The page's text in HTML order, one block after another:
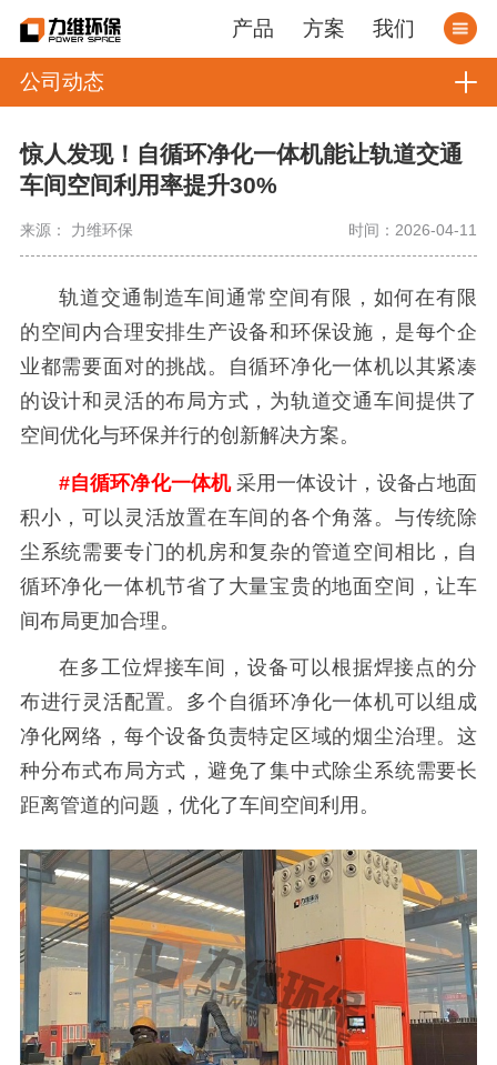
产品 方案 我们
公司动态
惊人发现！自循环净化一体机能让轨道交通
车间空间利用率提升30%
来源： 力维环保 时间：2026-04-11
轨道交通制造车间通常空间有限，如何在有限
的空间内合理安排生产设备和环保设施，是每个企
业都需要面对的挑战。自循环净化一体机以其紧凑
的设计和灵活的布局方式，为轨道交通车间提供了
空间优化与环保并行的创新解决方案。
#自循环净化一体机 采用一体设计，设备占地面
积小，可以灵活放置在车间的各个角落。与传统除
尘系统需要专门的机房和复杂的管道空间相比，自
循环净化一体机节省了大量宝贵的地面空间，让车
间布局更加合理。
在多工位焊接车间，设备可以根据焊接点的分
布进行灵活配置。多个自循环净化一体机可以组成
净化网络，每个设备负责特定区域的烟尘治理。这
种分布式布局方式，避免了集中式除尘系统需要长
距离管道的问题，优化了车间空间利用。